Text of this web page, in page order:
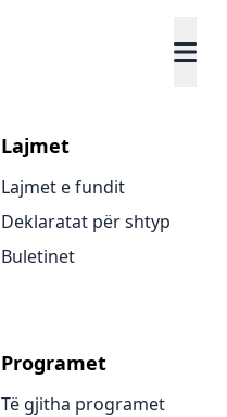
Lajmet
Lajmet e fundit
Deklaratat për shtyp
Buletinet
Programet
Të gjitha programet